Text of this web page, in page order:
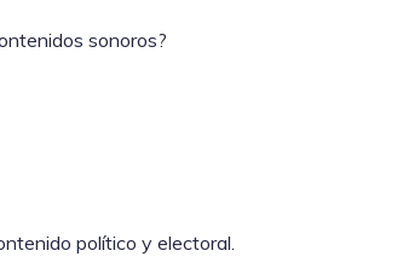
sonoros?
político y electoral.